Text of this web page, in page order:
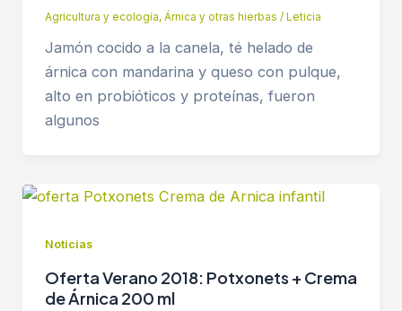
Agricultura y ecología, Árnica y otras hierbas / Leticia
Jamón cocido a la canela, té helado de
árnica con mandarina y queso con pulque,
alto en probióticos y proteínas, fueron
algunos
Noticias
Oferta Verano 2018: Potxonets + Crema
de Árnica 200 ml